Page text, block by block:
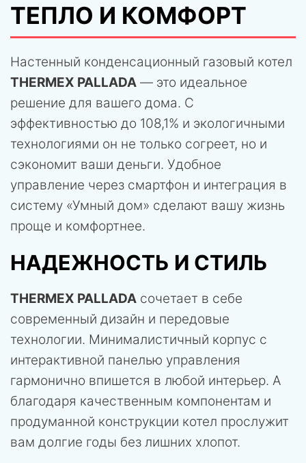
ТЕПЛО И КОМФОРТ
Настенный конденсационный газовый котел
THERMEX PALLADA — это идеальное
решение для вашего дома. С
эффективностью до 108,1% и экологичными
технологиями он не только согреет, но и
сэкономит ваши деньги. Удобное
управление через смартфон и интеграция в
систему «Умный дом» сделают вашу жизнь
проще и комфортнее.
НАДЕЖНОСТЬ И СТИЛЬ
THERMEX PALLADA сочетает в себе
современный дизайн и передовые
технологии. Минималистичный корпус с
интерактивной панелью управления
гармонично впишется в любой интерьер. А
благодаря качественным компонентам и
продуманной конструкции котел прослужит
вам долгие годы без лишних хлопот.